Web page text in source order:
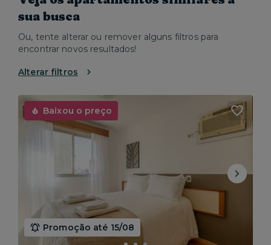
sua busca
Ou, tente alterar ou remover alguns filtros para
encontrar novos resultados!
Alterar filtros
Baixou o preço
Promoção até 15/08